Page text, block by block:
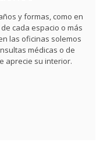
y formas, como en
cada espacio o más
las oficinas solemos
médicas o de
aprecie su interior.
y formas, como en
cada espacio o más
las oficinas solemos
médicas o de
su interior.